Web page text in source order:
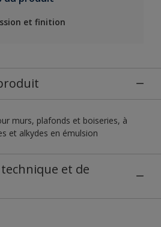
et finition
murs, plafonds et boiseries, à
et alkydes en émulsion
et de